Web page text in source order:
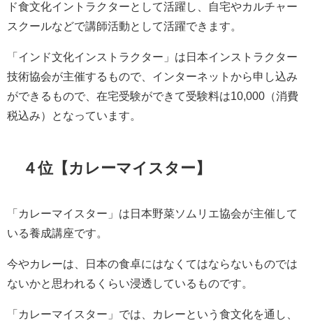
ド食文化イントラクターとして活躍し、自宅やカルチャー
スクールなどで講師活動として活躍できます。
「インド文化インストラクター」は日本インストラクター
技術協会が主催するもので、インターネットから申し込み
ができるもので、在宅受験ができて受験料は10,000（消費
税込み）となっています。
４位【カレーマイスター】
「カレーマイスター」は日本野菜ソムリエ協会が主催して
いる養成講座です。
今やカレーは、日本の食卓にはなくてはならないものでは
ないかと思われるくらい浸透しているものです。
「カレーマイスター」では、カレーという食文化を通し、